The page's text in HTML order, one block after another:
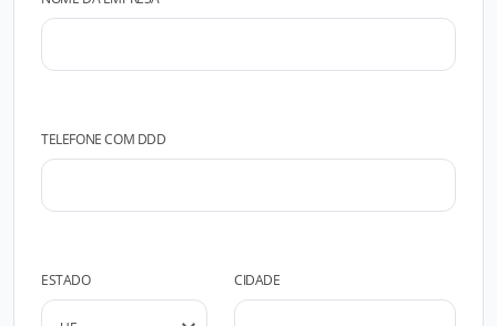
TELEFONE COM DDD
ESTADO CIDADE